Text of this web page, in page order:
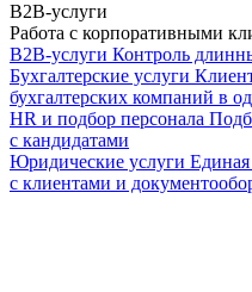
B2B-услуги
Работа с корпоративными
B2B-услуги Контроль
Бухгалтерские услуги
бухгалтерских компаний в
HR и подбор персонала
с кандидатами
Юридические услуги Единая
с клиентами и